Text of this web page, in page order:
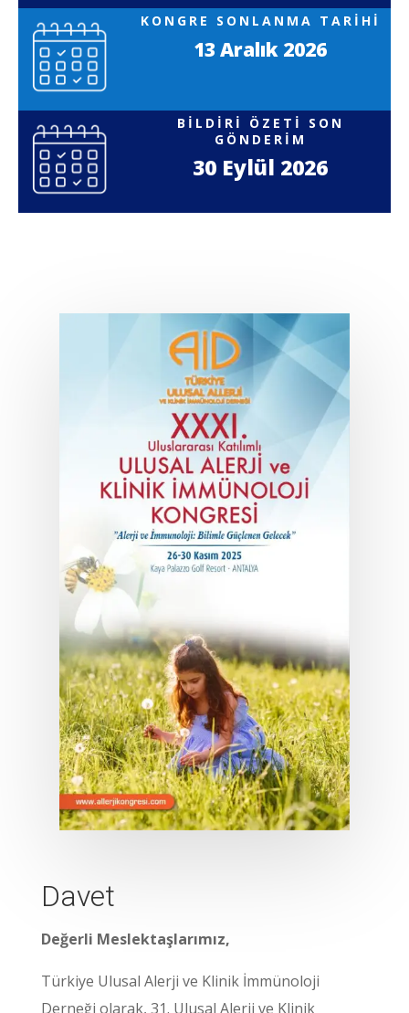
KONGRE SONLANMA TARİHİ
13 Aralık 2026
BİLDİRİ ÖZETİ SON
GÖNDERİM
30 Eylül 2026
Davet
Değerli Meslektaşlarımız,
Türkiye Ulusal Alerji ve Klinik İmmünoloji
Derneği olarak, 31. Ulusal Alerji ve Klinik